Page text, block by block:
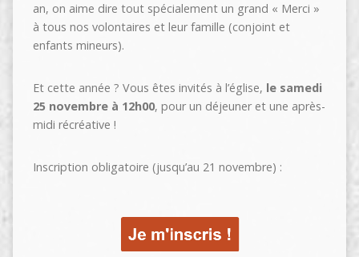
an, on aime dire tout spécialement un grand « Merci »
à tous nos volontaires et leur famille (conjoint et
enfants mineurs).
Et cette année ? Vous êtes invités à l’église, le samedi
25 novembre à 12h00, pour un déjeuner et une après-
midi récréative !
Inscription obligatoire (jusqu’au 21 novembre) :